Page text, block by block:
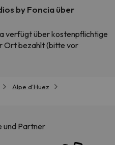
by Foncia über
verfügt über kostenpflichtige
Ort bezahlt (bitte vor
Alpe d'Huez
und Partner